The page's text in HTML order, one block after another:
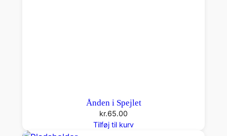
Ånden i Spejlet
kr.65.00
Tilføj til kurv